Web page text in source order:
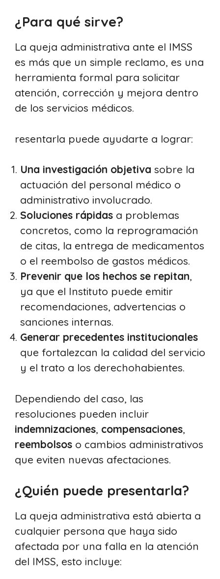
¿Para qué sirve?
La queja administrativa ante el IMSS
es más que un simple reclamo, es una
herramienta formal para solicitar
atención, corrección y mejora dentro
de los servicios médicos.
resentarla puede ayudarte a lograr:
Una investigación objetiva sobre la
actuación del personal médico o
administrativo involucrado.
Soluciones rápidasa problemas
concretos, como la reprogramación
de citas, la entrega de medicamentos
o el reembolso de gastos médicos.
Prevenir que los hechos se repitan,
ya que el Instituto puede emitir
recomendaciones, advertencias o
sanciones internas.
Generar precedentes institucionales
que fortalezcan la calidad del servicio
y el trato a los derechohabientes.
Dependiendo del caso, las
resoluciones pueden incluir
indemnizaciones, compensaciones,
reembolsos o cambios administrativos
que eviten nuevas afectaciones.
¿Quién puede presentarla?
La queja administrativa está abierta a
cualquier persona que haya sido
afectada por una falla en la atención
del IMSS, esto incluye: